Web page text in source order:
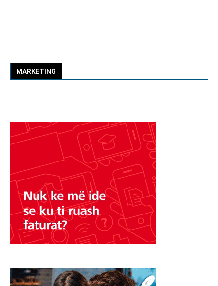
MARKETING